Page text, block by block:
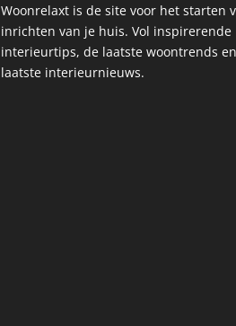
Woonrelaxt is de site voor het starten
inrichten van je huis. Vol inspirerende
interieurtips, de laatste woontrends
laatste interieurnieuws.